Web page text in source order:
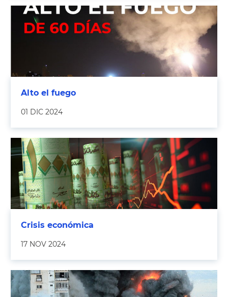
Alto el fuego
01 DIC 2024
Crisis económica
17 NOV 2024